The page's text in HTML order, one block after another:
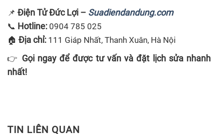
📌 Điện Tử Đức Lợi – Suadiendandung.com
📞 Hotline: 0904 785 025
🏠 Địa chỉ: 111 Giáp Nhất, Thanh Xuân, Hà Nội
👉 Gọi ngay để được tư vấn và đặt lịch sửa nhanh
nhất!
TIN LIÊN QUAN